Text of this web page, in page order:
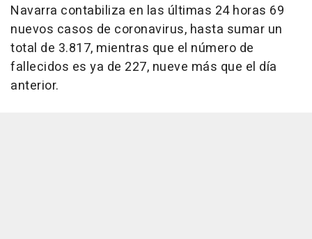
Navarra contabiliza en las últimas 24 horas 69
nuevos casos de coronavirus, hasta sumar un
total de 3.817, mientras que el número de
fallecidos es ya de 227, nueve más que el día
anterior.